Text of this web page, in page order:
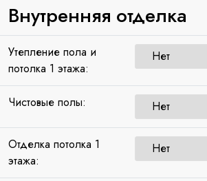
Внутренняя отделка
Утепление пола и
потолка 1 этажа:
Чистовые полы:
Отделка потолка 1
этажа: